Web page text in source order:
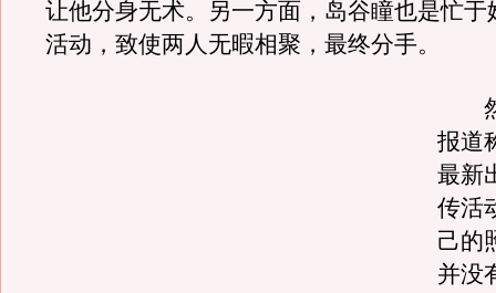
让他分身无术。另一方面，岛谷瞳也是忙于
活动，致使两人无暇相聚，最终分手。
然
报道
最新
传活
己的
并没